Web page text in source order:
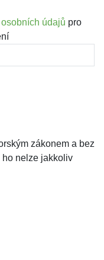
údajů pro
zákonem a bez
ho nelze jakkoliv